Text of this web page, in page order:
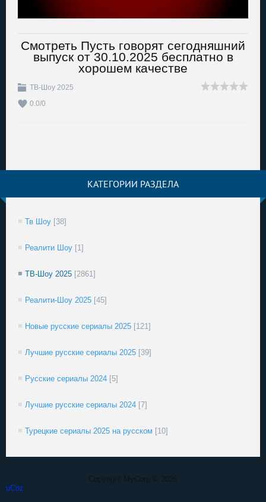
Смотреть Пусть говорят сегодняшний
выпуск от 30.10.2025 бесплатно в
хорошем качестве
ТВ-Шоу 2025
0.0/0
КАТЕГОРИИ РАЗДЕЛА
Тв Шоу [38]
Реалити Шоу [1]
ТВ-Шоу 2025 [2861]
Реалити-Шоу 2025 [45]
Новые русские сериалы 2025 [121]
Лучшие русские сериалы 2025 [39]
Русские сериалы 2024 [5]
Лучшие русские сериалы 2024 [7]
Турецкие сериалы 2025 на русском [10]
Copyright MyCorp © 2026
uCoz